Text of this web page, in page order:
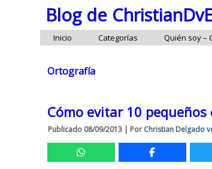
Blog de
Inicio Categorías Quién soy –
Ortografía
Cómo evitar 10
Publicado 08/09/2013 | Por Christian Delgado